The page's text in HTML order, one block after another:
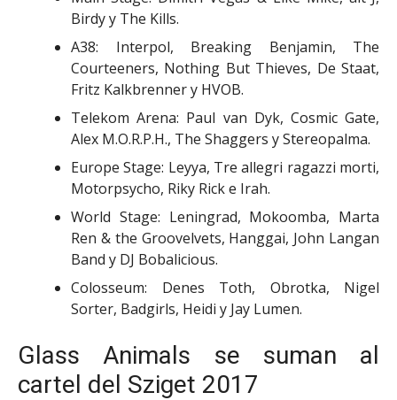
Birdy y The Kills.
A38: Interpol, Breaking Benjamin, The
Courteeners, Nothing But Thieves, De Staat,
Fritz Kalkbrenner y HVOB.
Telekom Arena: Paul van Dyk, Cosmic Gate,
Alex M.O.R.P.H., The Shaggers y Stereopalma.
Europe Stage: Leyya, Tre allegri ragazzi morti,
Motorpsycho, Riky Rick e Irah.
World Stage: Leningrad, Mokoomba, Marta
Ren & the Groovelvets, Hanggai, John Langan
Band y DJ Bobalicious.
Colosseum: Denes Toth, Obrotka, Nigel
Sorter, Badgirls, Heidi y Jay Lumen.
Glass Animals se suman al
cartel del Sziget 2017